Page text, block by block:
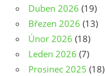
Duben 2026 (19)
Březen 2026 (13)
Únor 2026 (18)
Leden 2026 (7)
Prosinec 2025 (18)